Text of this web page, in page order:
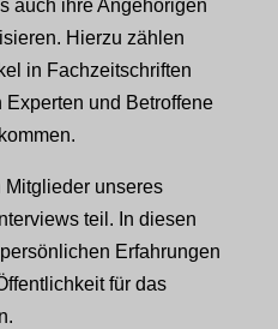
auch ihre Angehörigen
Hierzu zählen
in Fachzeitschriften
und Betroffene
Mitglieder unseres
teil. In diesen
Erfahrungen
für das